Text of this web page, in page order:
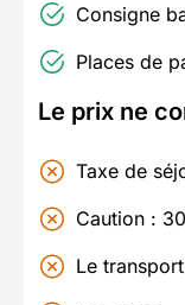
Consigne
Places de
Le prix ne
Taxe de
Caution :
Le